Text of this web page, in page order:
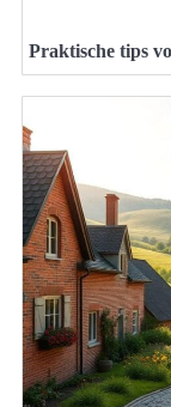
Praktische tips